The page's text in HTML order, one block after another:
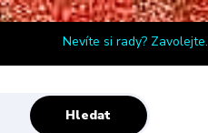
Hledat
Nevíte si rady? Zavolejte.